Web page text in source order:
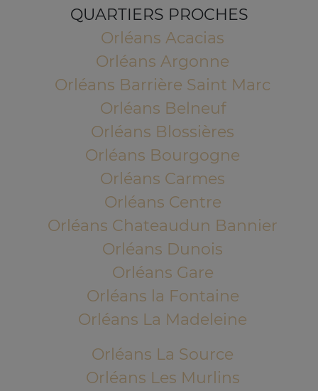
QUARTIERS PROCHES
Orléans Acacias
Orléans Argonne
Orléans Barrière Saint Marc
Orléans Belneuf
Orléans Blossières
Orléans Bourgogne
Orléans Carmes
Orléans Centre
Orléans Chateaudun Bannier
Orléans Dunois
Orléans Gare
Orléans la Fontaine
Orléans La Madeleine
Orléans La Source
Orléans Les Murlins